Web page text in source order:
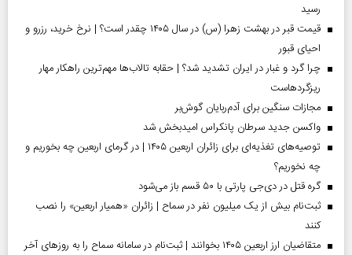
رسید
قیمت قبر در بهشت زهرا (س) در سال ۱۴۰۵ چقدر است؟ | نرخ خرید، رزرو و
احیای قبور
چرا گرد و غبار در ایران تشدید شد؟ | حقابه تالاب‌ها مهم‌ترین راهکار مهار
ریزگردهاست
مجازات سنگین برای آدم‌ربایان گوش‌بر
واکسن جدید سرطان پانکراس امیدبخش شد
توصیه‌های تغذیه‌ای برای زائران اربعین ۱۴۰۵ | در گرمای اربعین چه بخوریم و
چه نخوریم؟
گره قتل در دی‌جی پارتی با ۵۰ قسم باز می‌شود
ثبت‌نام بیش از یک میلیون نفر در سماح | زائران «همیار اربعین» را نصب
کنند
متقاضیان ارز اربعین ۱۴۰۵ بخوانند | ثبت‌نام در سامانه سماح را به روز‌های آخر